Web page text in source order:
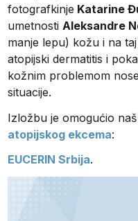
fotografkinje Katarine
umetnosti Aleksandre
manje lepu) kožu i na
atopijski dermatitis i
kožnim problemom
situacije.
Izložbu je omogućio
atopijskog ekcema:
EUCERIN Srbija.